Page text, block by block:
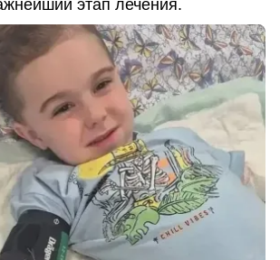
этап лечения.